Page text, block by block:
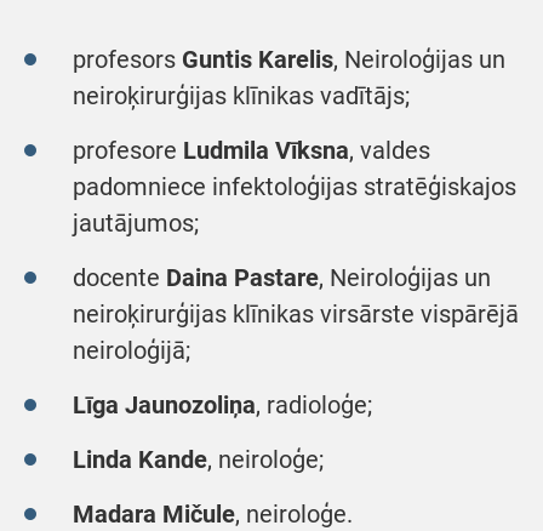
profesors Guntis Karelis, Neiroloģijas un
neiroķirurģijas klīnikas vadītājs;
profesore Ludmila Vīksna, valdes
padomniece infektoloģijas stratēģiskajos
jautājumos;
docente Daina Pastare, Neiroloģijas un
neiroķirurģijas klīnikas virsārste vispārējā
neiroloģijā;
Līga Jaunozoliņa, radioloģe;
Linda Kande, neiroloģe;
Madara Mičule, neiroloģe.